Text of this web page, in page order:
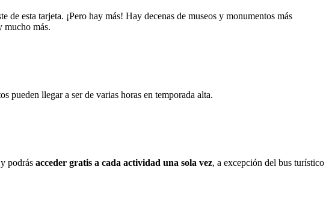
esta tarjeta. ¡Pero hay más! Hay decenas de museos y monumentos más
mucho más.
pueden llegar a ser de varias horas en temporada alta.
podrás acceder gratis a cada actividad una sola vez, a excepción del bus turístico